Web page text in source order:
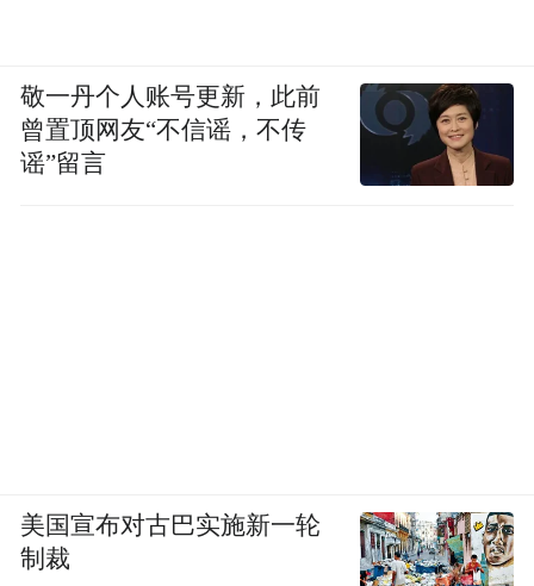
敬一丹个人账号更新，此前
曾置顶网友“不信谣，不传
谣”留言
美国宣布对古巴实施新一轮
制裁